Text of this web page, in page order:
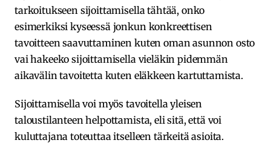
tarkoitukseen sijoittamisella tähtää, onko
esimerkiksi kyseessä jonkun konkreettisen
tavoitteen saavuttaminen kuten oman asunnon osto
vai hakeeko sijoittamisella vieläkin pidemmän
aikavälin tavoitetta kuten eläkkeen kartuttamista.
Sijoittamisella voi myös tavoitella yleisen
taloustilanteen helpottamista, eli sitä, että voi
kuluttajana toteuttaa itselleen tärkeitä asioita.